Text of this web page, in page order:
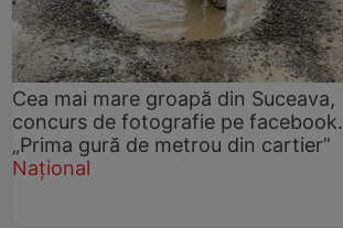
Cea mai mare groapă din Suceava,
concurs de fotografie pe facebook.
„Prima gură de metrou din cartier”
Național